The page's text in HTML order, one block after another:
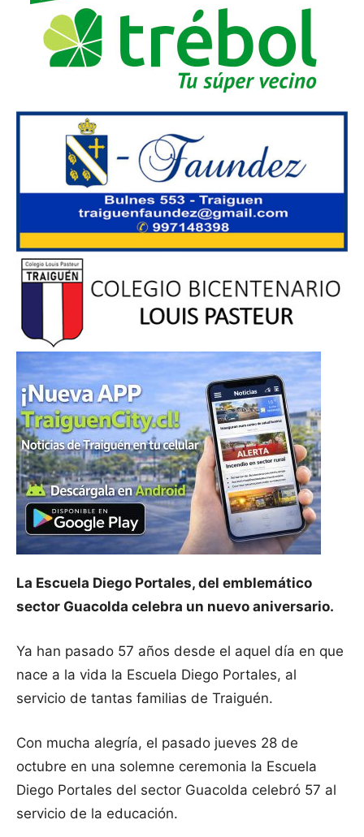
La Escuela Diego Portales, del emblemático
sector Guacolda celebra un nuevo aniversario.
Ya han pasado 57 años desde el aquel día en que
nace a la vida la Escuela Diego Portales, al
servicio de tantas familias de Traiguén.
Con mucha alegría, el pasado jueves 28 de
octubre en una solemne ceremonia la Escuela
Diego Portales del sector Guacolda celebró 57 al
servicio de la educación.